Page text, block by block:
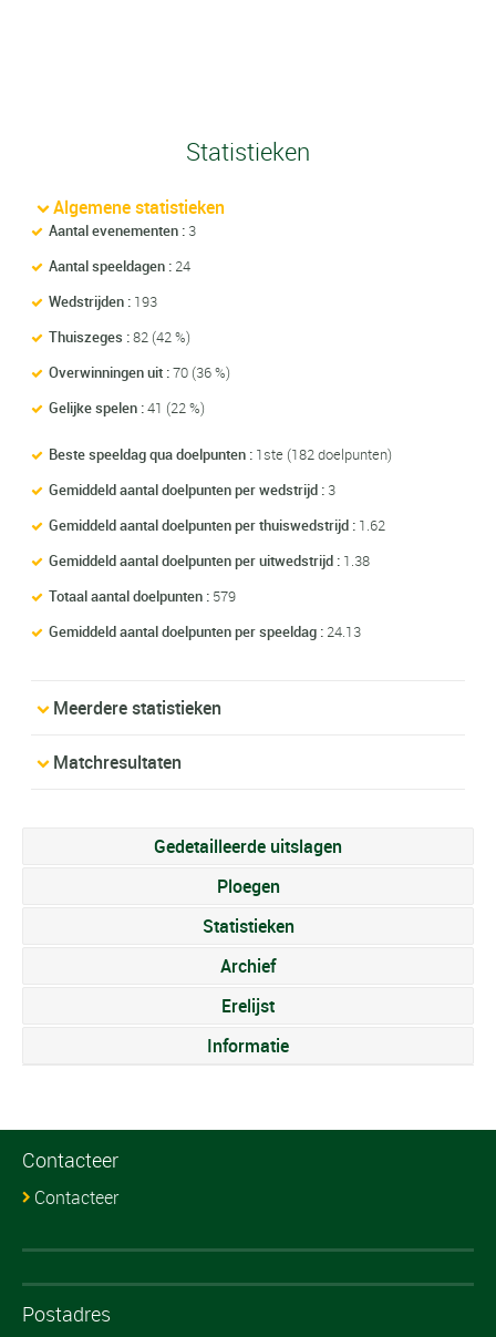
Statistieken
Algemene statistieken
Aantal evenementen : 3
Aantal speeldagen : 24
Wedstrijden : 193
Thuiszeges :82 (42 %)
Overwinningen uit :70 (36 %)
Gelijke spelen :41 (22 %)
Beste speeldag qua doelpunten : 1ste (182 doelpunten)
Gemiddeld aantal doelpunten per wedstrijd : 3
Gemiddeld aantal doelpunten per thuiswedstrijd : 1.62
Gemiddeld aantal doelpunten per uitwedstrijd : 1.38
Totaal aantal doelpunten : 579
Gemiddeld aantal doelpunten per speeldag : 24.13
Meerdere statistieken
Matchresultaten
Gedetailleerde uitslagen
Ploegen
Statistieken
Archief
Erelijst
Informatie
Contacteer
Contacteer
Postadres